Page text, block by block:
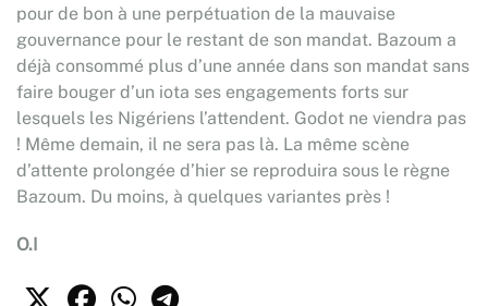
pour de bon à une perpétuation de la mauvaise
gouvernance pour le restant de son mandat. Bazoum a
déjà consommé plus d’une année dans son mandat sans
faire bouger d’un iota ses engagements forts sur
lesquels les Nigériens l’attendent. Godot ne viendra pas
! Même demain, il ne sera pas là. La même scène
d’attente prolongée d’hier se reproduira sous le règne
Bazoum. Du moins, à quelques variantes près !
O.I